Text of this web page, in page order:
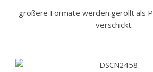
größere Formate werden gerollt als
verschickt.